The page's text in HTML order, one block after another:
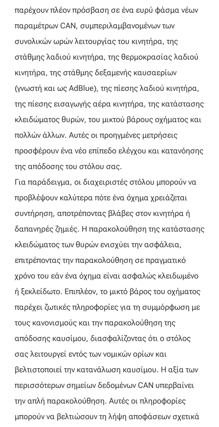
παρέχουν πλέον πρόσβαση σε ένα ευρύ φάσμα νέων
παραμέτρων CAN, συμπεριλαμβανομένων των
συνολικών ωρών λειτουργίας του κινητήρα, της
στάθμης λαδιού κινητήρα, της θερμοκρασίας λαδιού
κινητήρα, της στάθμης δεξαμενής καυσαερίων
(γνωστή και ως AdBlue), της πίεσης λαδιού κινητήρα,
της πίεσης εισαγωγής αέρα κινητήρα, της κατάστασης
κλειδώματος θυρών, του μικτού βάρους οχήματος και
πολλών άλλων. Αυτές οι προηγμένες μετρήσεις
προσφέρουν ένα νέο επίπεδο ελέγχου και κατανόησης
της απόδοσης του στόλου σας.
Για παράδειγμα, οι διαχειριστές στόλου μπορούν να
προβλέψουν καλύτερα πότε ένα όχημα χρειάζεται
συντήρηση, αποτρέποντας βλάβες στον κινητήρα ή
δαπανηρές ζημιές. Η παρακολούθηση της κατάστασης
κλειδώματος των θυρών ενισχύει την ασφάλεια,
επιτρέποντας την παρακολούθηση σε πραγματικό
χρόνο του εάν ένα όχημα είναι ασφαλώς κλειδωμένο
ή ξεκλείδωτο. Επιπλέον, το μικτό βάρος του οχήματος
παρέχει ζωτικές πληροφορίες για τη συμμόρφωση με
τους κανονισμούς και την παρακολούθηση της
απόδοσης καυσίμου, διασφαλίζοντας ότι ο στόλος
σας λειτουργεί εντός των νομικών ορίων και
βελτιστοποιεί την κατανάλωση καυσίμου. Η αξία των
περισσότερων σημείων δεδομένων CAN υπερβαίνει
την απλή παρακολούθηση. Αυτές οι πληροφορίες
μπορούν να βελτιώσουν τη λήψη αποφάσεων σχετικά